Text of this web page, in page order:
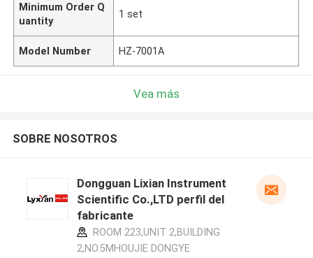
Minimum Order Q
uantity
1 set
Model Number HZ-7001A
Vea más
SOBRE NOSOTROS
Dongguan Lixian Instrument
Scientific Co.,LTD perfil del
fabricante
ROOM 223,UNIT 2,BUILDING
2,NO.5MHOUJIE DONGYE